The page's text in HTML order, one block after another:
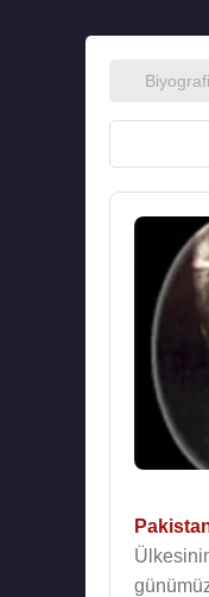
Biyografi